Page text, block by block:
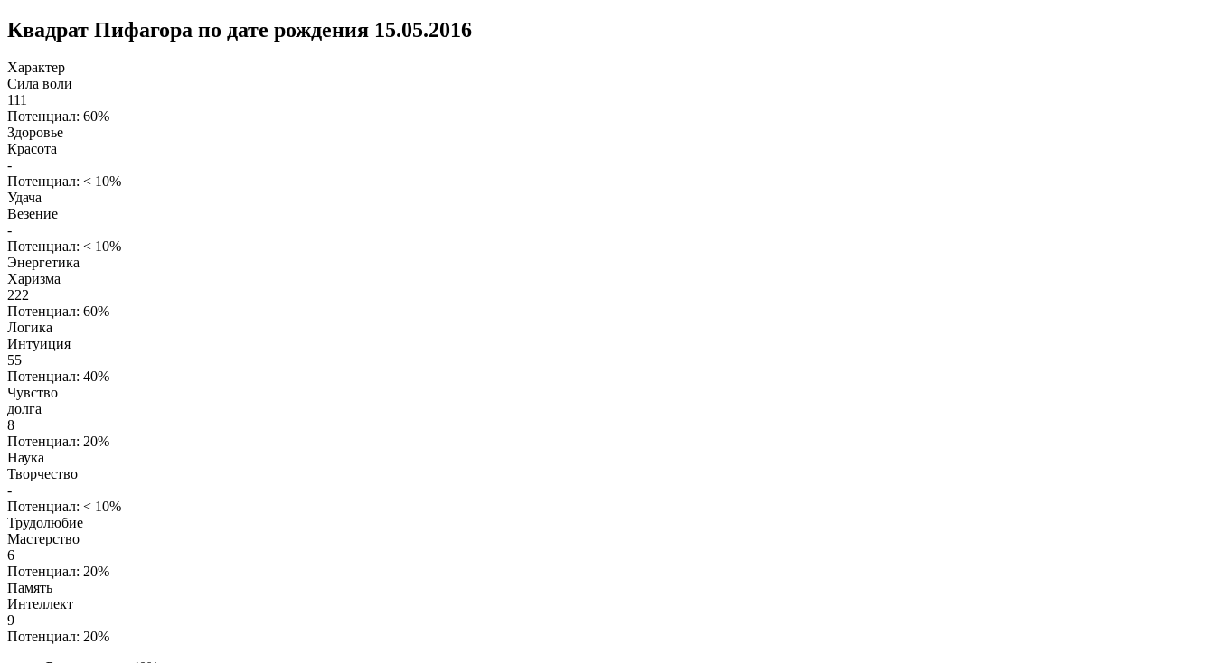
Квадрат Пифагора по дате рождения 15.05.2016
Характер
Сила воли
111
Потенциал: 60%
Здоровье
Красота
-
Потенциал: < 10%
Удача
Везение
-
Потенциал: < 10%
Энергетика
Харизма
222
Потенциал: 60%
Логика
Интуиция
55
Потенциал: 40%
Чувство
долга
8
Потенциал: 20%
Наука
Творчество
-
Потенциал: < 10%
Трудолюбие
Мастерство
6
Потенциал: 20%
Память
Интеллект
9
Потенциал: 20%